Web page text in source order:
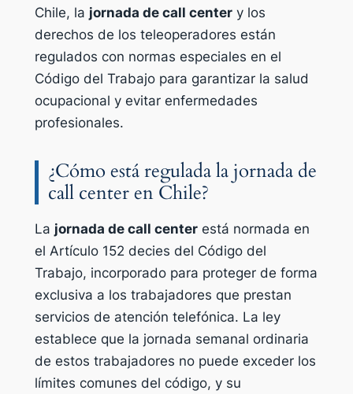
Chile, la jornada de call centery los
derechos de los teleoperadores están
regulados con normas especiales en el
Código del Trabajo para garantizar la salud
ocupacional y evitar enfermedades
profesionales.
¿Cómo está regulada la jornada de
call center en Chile?
La jornada de call centerestá normada en
el Artículo 152 decies del Código del
Trabajo, incorporado para proteger de forma
exclusiva a los trabajadores que prestan
servicios de atención telefónica. La ley
establece que la jornada semanal ordinaria
de estos trabajadores no puede exceder los
límites comunes del código, y su